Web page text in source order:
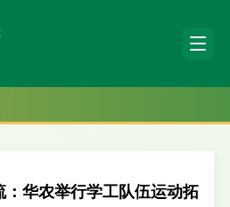
华农举行学工队伍运动拓